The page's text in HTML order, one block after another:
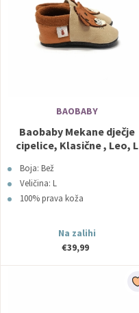
BAOBABY
Baobaby Mekane dječje
cipelice, Klasične , Leo, L
Boja: Bež
Veličina: L
100% prava koža
Na zalihi
€39,99